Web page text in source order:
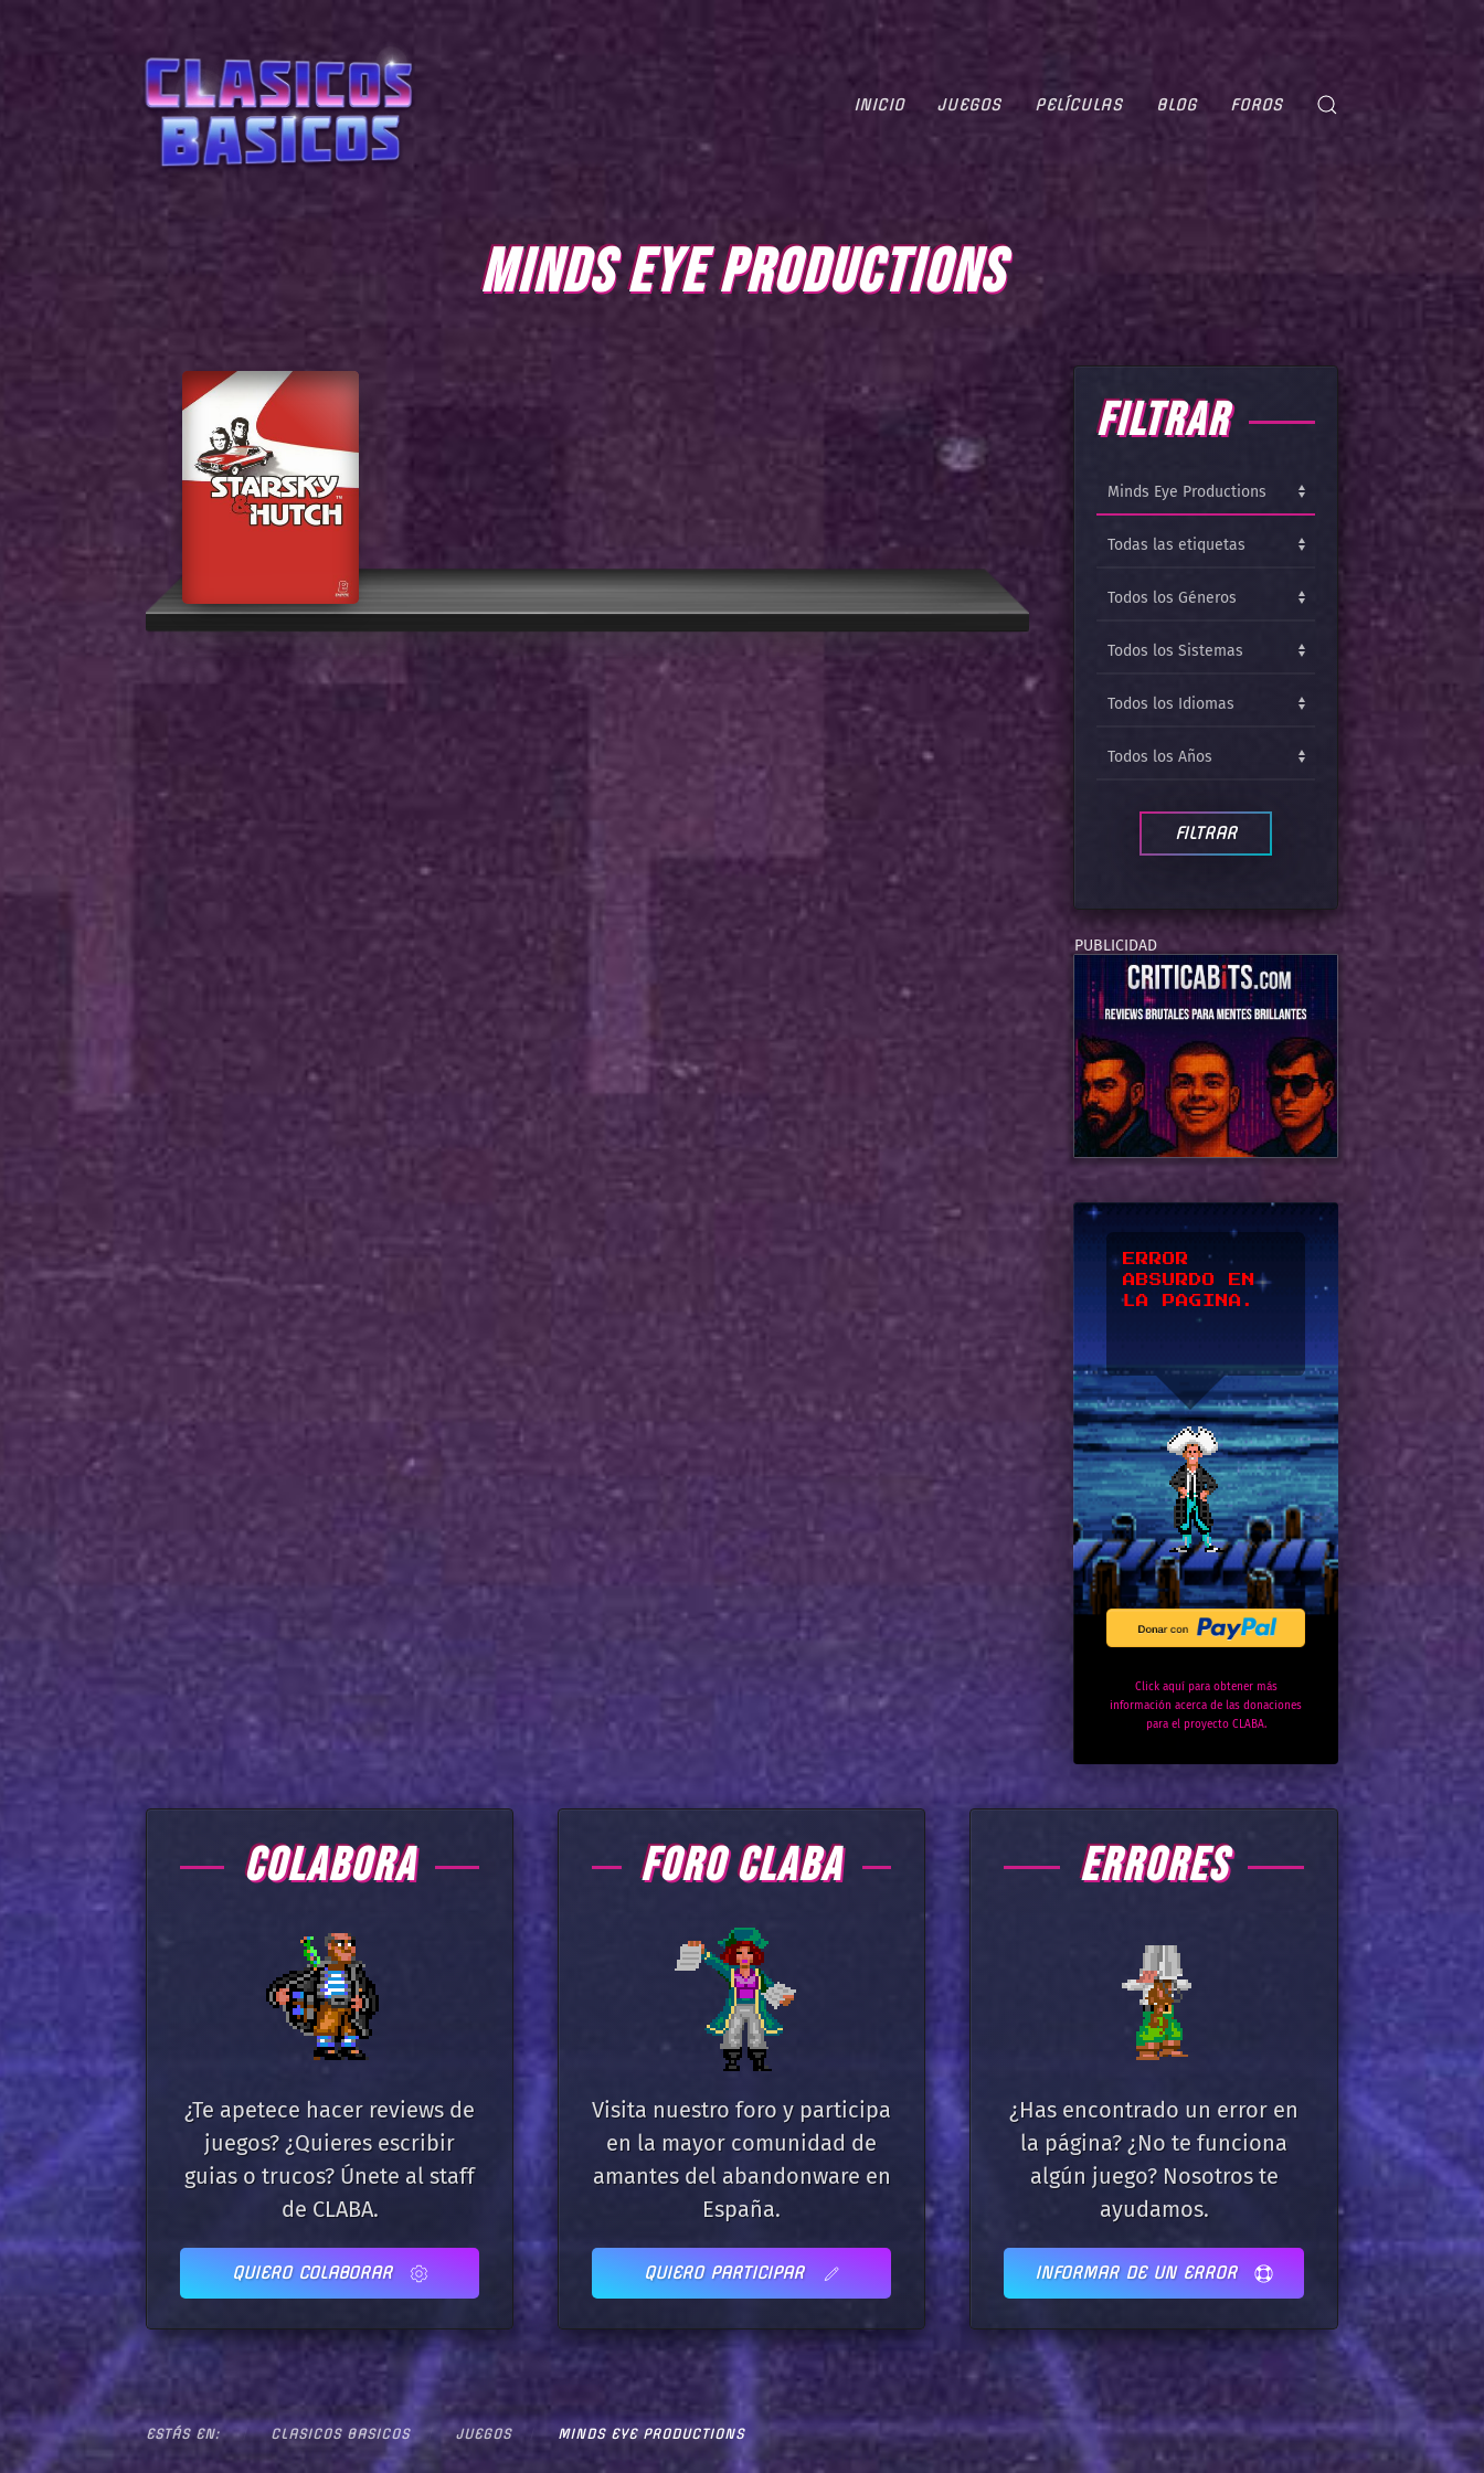
INICIO JUEGOS PELÍCULAS BLOG FOROS
MINDS EYE PRODUCTIONS
FILTRAR
*UPSSS*
Click aquí para obtener más
información acerca de las donaciones
para el proyecto CLABA.
COLABORA
¿Te apetece hacer reviews de
juegos? ¿Quieres escribir
guias o trucos? Únete al staff
de CLABA.
QUIERO COLABORAR
FORO CLABA
Visita nuestro foro y participa
en la mayor comunidad de
amantes del abandonware en
España.
QUIERO PARTICIPAR
ERRORES
¿Has encontrado un error en
la página? ¿No te funciona
algún juego? Nosotros te
ayudamos.
INFORMAR DE UN ERROR
ESTÁS EN: CLASICOS BASICOS JUEGOS MINDS EYE PRODUCTIONS